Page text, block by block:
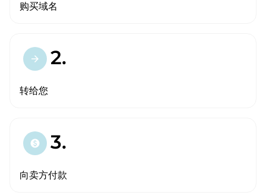
购买域名
arrow_forward 2.
转给您
paid 3.
向卖方付款